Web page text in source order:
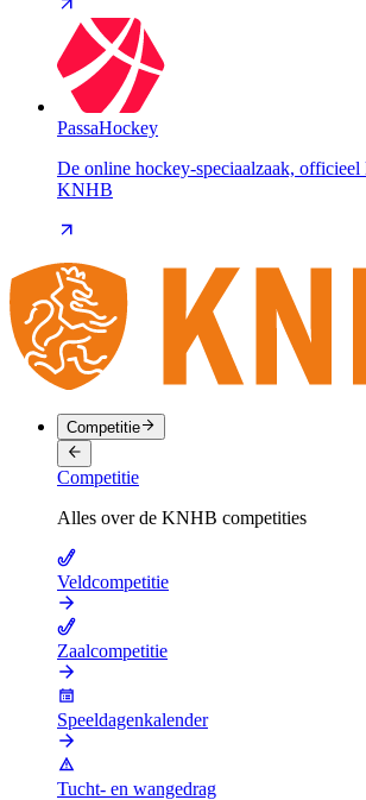
PassaHockey
De online hockey-speciaalzaak, officieel
KNHB
Competitie
Competitie
Alles over de KNHB competities
Veldcompetitie
Zaalcompetitie
Speeldagenkalender
Tucht- en wangedrag